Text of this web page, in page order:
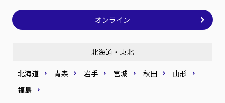
オンライン
北海道・東北
北海道 青森 岩手 宮城 秋田
山形
福島